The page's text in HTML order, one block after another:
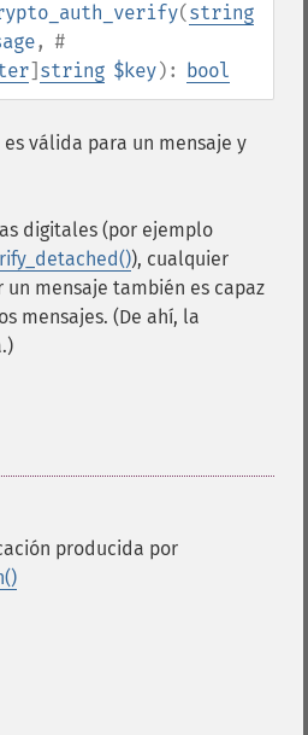
(string
, #
] string $key): bool
válida para un mensaje y
digitales (por ejemplo
), cualquier
mensaje también es capaz
mensajes. (De ahí, la
producida por